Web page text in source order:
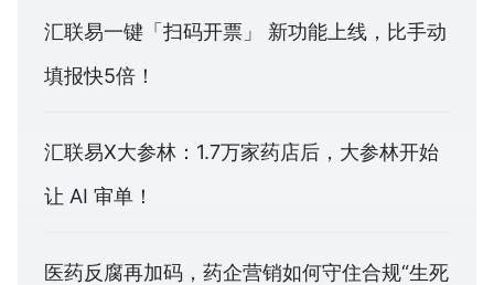
汇联易一键「扫码开票」 新功能上线，比手动
填报快5倍！
汇联易X大参林：1.7万家药店后，大参林开始
让 AI 审单！
医药反腐再加码，药企营销如何守住合规“生死